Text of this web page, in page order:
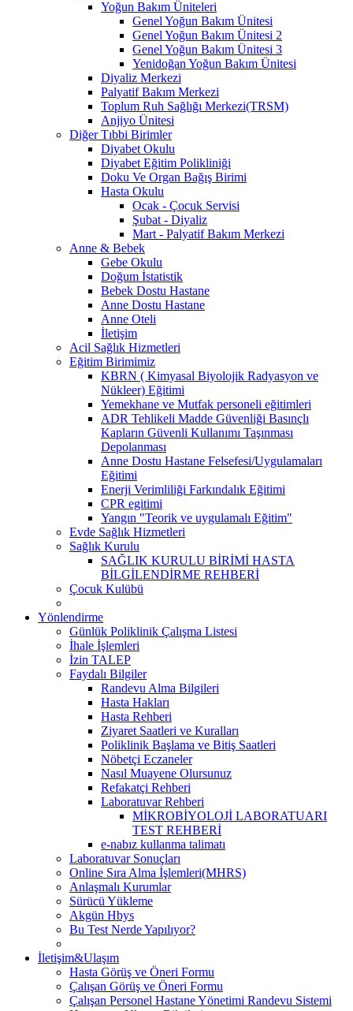
Yoğun Bakım Üniteleri
Genel Yoğun Bakım Ünitesi
Genel Yoğun Bakım Ünitesi 2
Genel Yoğun Bakım Ünitesi 3
Yenidoğan Yoğun Bakım Ünitesi
Diyaliz Merkezi
Palyatif Bakım Merkezi
Toplum Ruh Sağlığı Merkezi(TRSM)
Anjiyo Ünitesi
Diğer Tıbbi Birimler
Diyabet Okulu
Diyabet Eğitim Polikliniği
Doku Ve Organ Bağış Birimi
Hasta Okulu
Ocak - Çocuk Servisi
Şubat - Diyaliz
Mart - Palyatif Bakım Merkezi
Anne & Bebek
Gebe Okulu
Doğum İstatistik
Bebek Dostu Hastane
Anne Dostu Hastane
Anne Oteli
İletişim
Acil Sağlık Hizmetleri
Eğitim Birimimiz
KBRN ( Kimyasal Biyolojik Radyasyon ve
Nükleer) Eğitimi
Yemekhane ve Mutfak personeli eğitimleri
ADR Tehlikeli Madde Güvenliği Basınçlı
Kapların Güvenli Kullanımı Taşınması
Depolanması
Anne Dostu Hastane Felsefesi/Uygulamaları
Eğitimi
Enerji Verimliliği Farkındalık Eğitimi
CPR egitimi
Yangın "Teorik ve uygulamalı Eğitim"
Evde Sağlık Hizmetleri
Sağlık Kurulu
SAĞLIK KURULU BİRİMİ HASTA
BİLGİLENDİRME REHBERİ
Çocuk Kulübü
Yönlendirme
Günlük Poliklinik Çalışma Listesi
İhale İşlemleri
İzin TALEP
Faydalı Bilgiler
Randevu Alma Bilgileri
Hasta Hakları
Hasta Rehberi
Ziyaret Saatleri ve Kuralları
Poliklinik Başlama ve Bitiş Saatleri
Nöbetçi Eczaneler
Nasıl Muayene Olursunuz
Refakatçi Rehberi
Laboratuvar Rehberi
MİKROBİYOLOJİ LABORATUARI
TEST REHBERİ
e-nabız kullanma talimatı
Laboratuvar Sonuçları
Online Sıra Alma İşlemleri(MHRS)
Anlaşmalı Kurumlar
Sürücü Yükleme
Akgün Hbys
Bu Test Nerde Yapılıyor?
İletişim&Ulaşım
Hasta Görüş ve Öneri Formu
Çalışan Görüş ve Öneri Formu
Çalışan Personel Hastane Yönetimi Randevu Sistemi